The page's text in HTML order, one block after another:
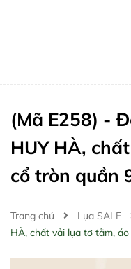
(Mã E258) -
HUY HÀ,
cổ tròn quần
Trang chủ Lụa SALE
HÀ, chất vải lụa tơ tằm,